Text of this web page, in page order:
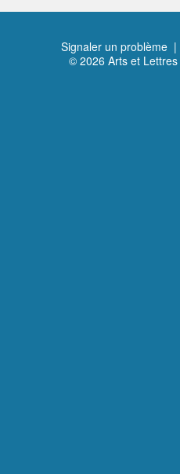
Signaler un problème |
© 2026 Arts et Lettres